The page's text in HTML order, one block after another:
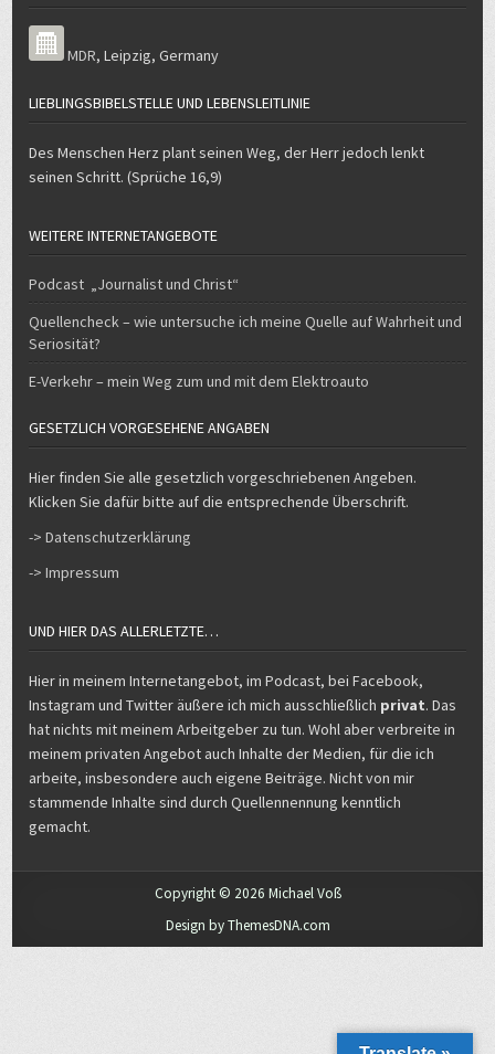
MDR,Leipzig,Germany
LIEBLINGSBIBELSTELLE UND LEBENSLEITLINIE
Des Menschen Herz plant seinen Weg, der Herr jedoch lenkt
seinen Schritt. (Sprüche 16,9)
WEITERE INTERNETANGEBOTE
Podcast „Journalist und Christ“
Quellencheck – wie untersuche ich meine Quelle auf Wahrheit und
Seriosität?
E-Verkehr – mein Weg zum und mit dem Elektroauto
GESETZLICH VORGESEHENE ANGABEN
Hier finden Sie alle gesetzlich vorgeschriebenen Angeben.
Klicken Sie dafür bitte auf die entsprechende Überschrift.
-> Datenschutzerklärung
-> Impressum
UND HIER DAS ALLERLETZTE…
Hier in meinem Internetangebot, im Podcast, bei Facebook,
Instagram und Twitter äußere ich mich ausschließlich privat. Das
hat nichts mit meinem Arbeitgeber zu tun. Wohl aber verbreite in
meinem privaten Angebot auch Inhalte der Medien, für die ich
arbeite, insbesondere auch eigene Beiträge. Nicht von mir
stammende Inhalte sind durch Quellennennung kenntlich
gemacht.
Copyright © 2026 Michael Voß
Design by ThemesDNA.com